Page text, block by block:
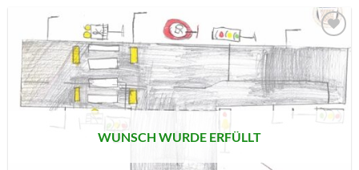
AUF MEINE
MERKLISTE
SETZEN
WUNSCH WURDE ERFÜLLT